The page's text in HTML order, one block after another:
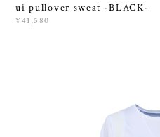
ui pullover sweat -BLACK-
¥41,580